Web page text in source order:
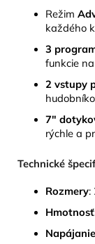
Režim
každého
3
funkcie
2 vstupy
7"
rýchle a
Technické
Rozmery:
Hmotnosť
Napájanie